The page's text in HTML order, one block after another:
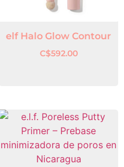
elf Halo Glow Contour
C$592.00